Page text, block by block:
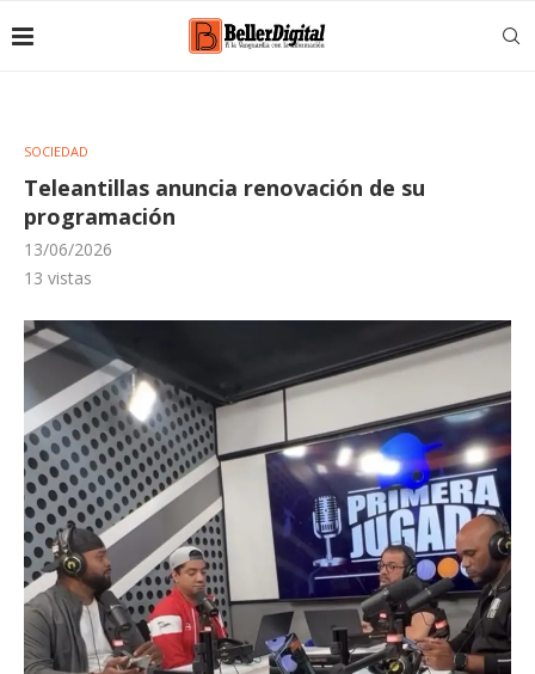
SOCIEDAD
Teleantillas anuncia renovación de su
programación
13/06/2026
13 vistas